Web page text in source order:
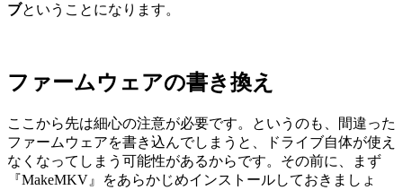
ブということになります。
ファームウェアの書き換え
ここから先は細心の注意が必要です。というのも、間違った
ファームウェアを書き込んでしまうと、ドライブ自体が使え
なくなってしまう可能性があるからです。その前に、まず
『MakeMKV』をあらかじめインストールしておきましょ